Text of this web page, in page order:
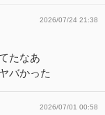
2026/07/24 21:38
たなあ
バかった
2026/07/01 00:58